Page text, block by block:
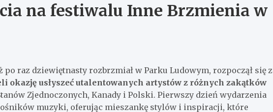
na festiwalu Inne Brzmienia w
raz dziewiętnasty rozbrzmiał w Parku Ludowym, rozpoczął się z
okazję usłyszeć utalentowanych artystów z różnych zakątków
Zjednoczonych, Kanady i Polski. Pierwszy dzień wydarzenia
muzyki, oferując mieszankę stylów i inspiracji, które